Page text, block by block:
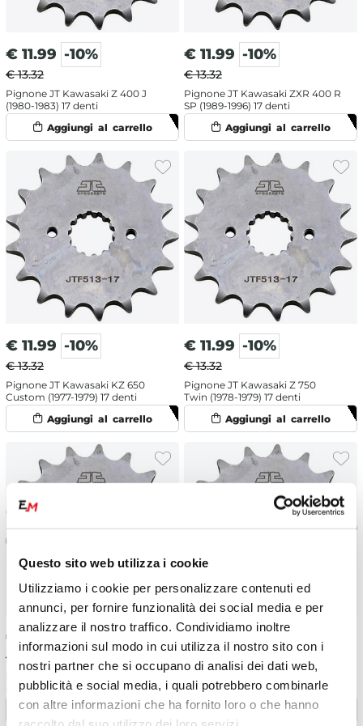
Questo sito web utilizza i cookie
Utilizziamo i cookie per personalizzare contenuti ed
annunci, per fornire funzionalità dei social media e per
analizzare il nostro traffico. Condividiamo inoltre
informazioni sul modo in cui utilizza il nostro sito con i
nostri partner che si occupano di analisi dei dati web,
pubblicità e social media, i quali potrebbero combinarle
con altre informazioni che ha fornito loro o che hanno
€ 11.99 -10%
€ 13.32
Pignone JT Kawasaki Z 400 J
(1980-1983) 17 denti
€ 11.99 -10%
€ 13.32
Pignone JT Kawasaki ZXR 400 R
SP (1989-1996) 17 denti
€ 11.99 -10%
€ 13.32
Pignone JT Kawasaki KZ 650
Custom (1977-1979) 17 denti
€ 11.99 -10%
€ 13.32
Pignone JT Kawasaki Z 750
Twin (1978-1979) 17 denti
€ 11.99 -10%
€ 13.32
Pignone JT Kawasaki Z 400 F2
(1984-1985) 17 denti
€ 11.99 -10%
(1983) 17 denti